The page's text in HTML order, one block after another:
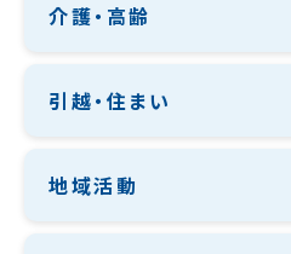
介護・高齢
引越・住まい
地域活動